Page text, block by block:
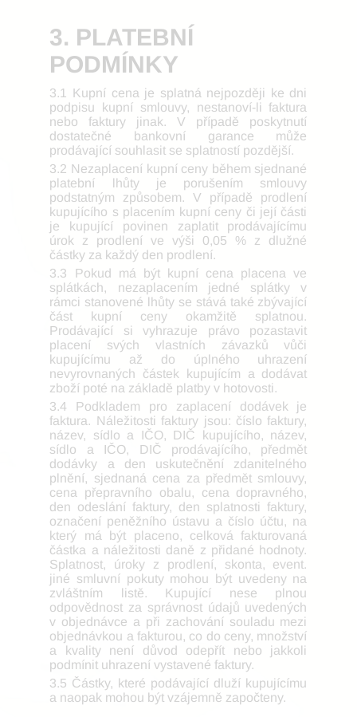
3. PLATEBNÍ
PODMÍNKY
3.1 Kupní cena je splatná nejpozději ke dni
podpisu kupní smlouvy, nestanoví-li faktura
nebo faktury jinak. V případě poskytnutí
dostatečné bankovní garance může
prodávající souhlasit se splatností pozdější.
3.2 Nezaplacení kupní ceny během sjednané
platební lhůty je porušením smlouvy
podstatným způsobem. V případě prodlení
kupujícího s placením kupní ceny či její části
je kupující povinen zaplatit prodávajícímu
úrok z prodlení ve výši 0,05 % z dlužné
částky za každý den prodlení.
3.3 Pokud má být kupní cena placena ve
splátkách, nezaplacením jedné splátky v
rámci stanovené lhůty se stává také zbývající
část kupní ceny okamžitě splatnou.
Prodávající si vyhrazuje právo pozastavit
placení svých vlastních závazků vůči
kupujícímu až do úplného uhrazení
nevyrovnaných částek kupujícím a dodávat
zboží poté na základě platby v hotovosti.
3.4 Podkladem pro zaplacení dodávek je
faktura. Náležitosti faktury jsou: číslo faktury,
název, sídlo a IČO, DIČ kupujícího, název,
sídlo a IČO, DIČ prodávajícího, předmět
dodávky a den uskutečnění zdanitelného
plnění, sjednaná cena za předmět smlouvy,
cena přepravního obalu, cena dopravného,
den odeslání faktury, den splatnosti faktury,
označení peněžního ústavu a číslo účtu, na
který má být placeno, celková fakturovaná
částka a náležitosti daně z přidané hodnoty.
Splatnost, úroky z prodlení, skonta, event.
jiné smluvní pokuty mohou být uvedeny na
zvláštním listě. Kupující nese plnou
odpovědnost za správnost údajů uvedených
v objednávce a při zachování souladu mezi
objednávkou a fakturou, co do ceny, množství
a kvality není důvod odepřít nebo jakkoli
podmínit uhrazení vystavené faktury.
3.5 Částky, které podávající dluží kupujícímu
a naopak mohou být vzájemně započteny.